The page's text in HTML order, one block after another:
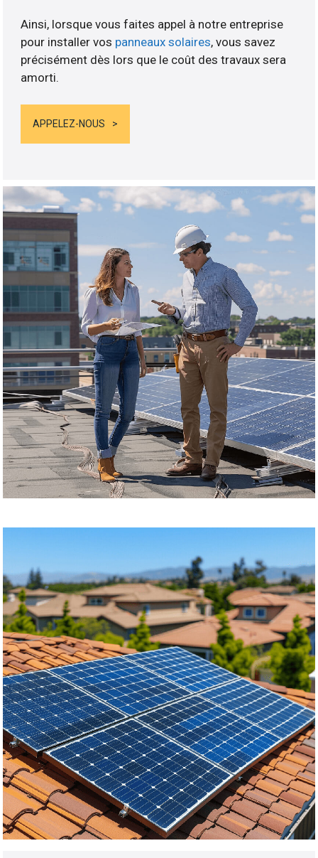
Ainsi, lorsque vous faites appel à notre entreprise
pour installer vos panneaux solaires, vous savez
précisément dès lors que le coût des travaux sera
amorti.
APPELEZ-NOUS